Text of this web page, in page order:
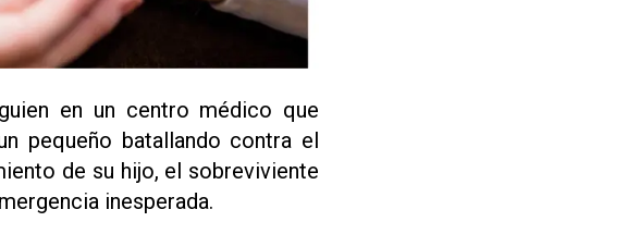
en un centro médico que
pequeño batallando contra el
de su hijo, el sobreviviente
inesperada.